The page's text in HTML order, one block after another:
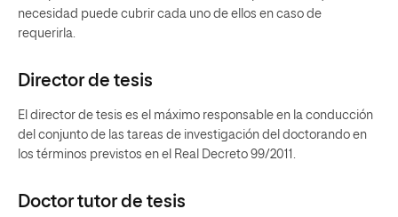
necesidad puede cubrir cada uno de ellos en caso de
requerirla.
Director de tesis
El director de tesis es el máximo responsable en la conducción
del conjunto de las tareas de investigación del doctorando en
los términos previstos en el Real Decreto 99/2011.
Doctor tutor de tesis